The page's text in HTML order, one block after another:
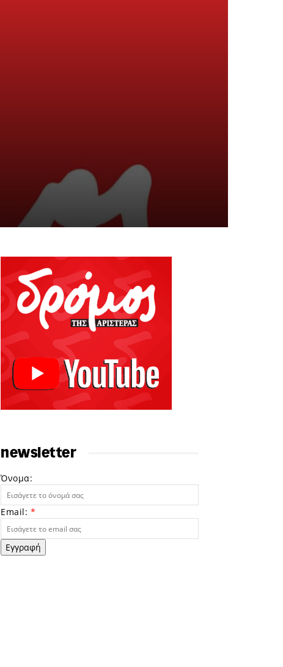
newsletter
Όνομα:
Email: *
Εγγραφή